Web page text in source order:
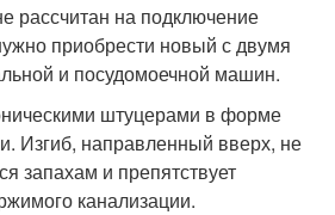
рассчитан на подключение
приобрести новый с двумя
и посудомоечной машин.
штуцерами в форме
Изгиб, направленный вверх, не
запахам и препятствует
канализации.